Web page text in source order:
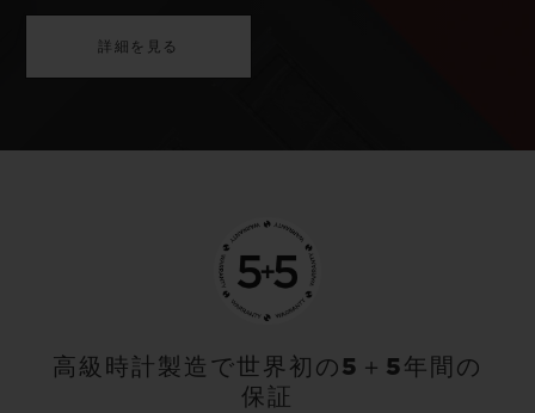
詳細を見る
高級時計製造で世界初の5＋5年間の
保証